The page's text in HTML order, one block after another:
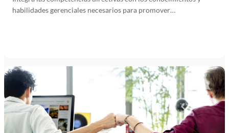
habilidades gerenciales necesarios para promover…